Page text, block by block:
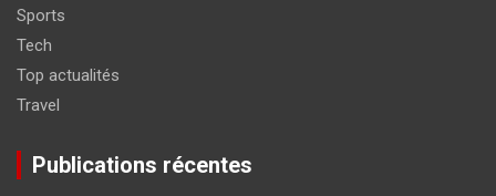
Sports
Tech
Top actualités
Travel
Publications récentes